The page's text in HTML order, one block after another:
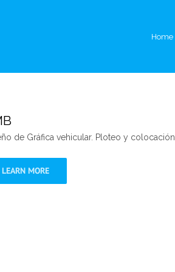
Home
de Gráfica vehicular. Ploteo y colocación.
LEARN MORE